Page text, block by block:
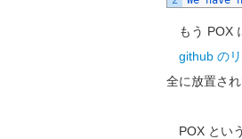
もう POX
github の
全に放置され
POX とい